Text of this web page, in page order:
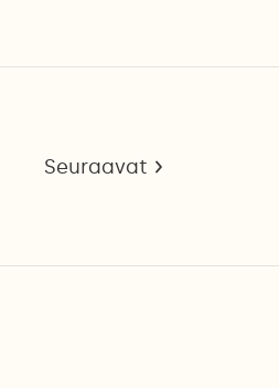
Seuraavat